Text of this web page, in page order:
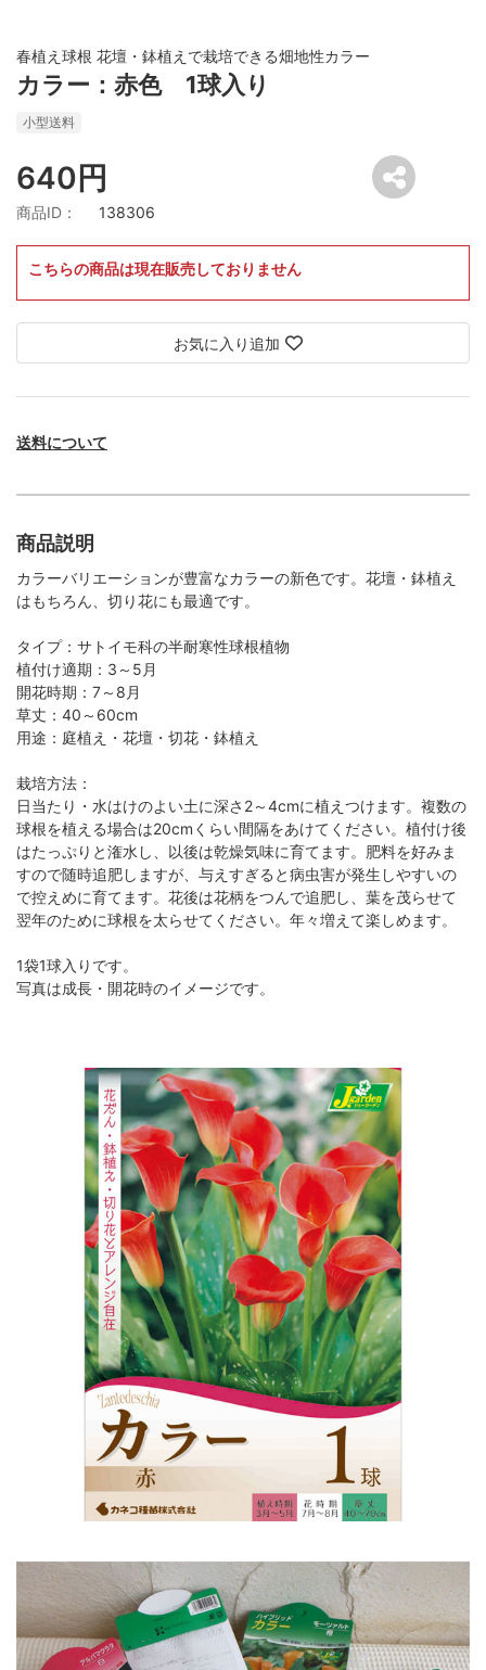
春植え球根 花壇・鉢植えで栽培できる畑地性カラー
カラー：赤色 1球入り
小型送料
640円
商品ID： 138306
こちらの商品は現在販売しておりません
お気に入り追加
送料について
商品説明
カラーバリエーションが豊富なカラーの新色です。花壇・鉢植え
はもちろん、切り花にも最適です。
タイプ：サトイモ科の半耐寒性球根植物
植付け適期：3～5月
開花時期：7～8月
草丈：40～60cm
用途：庭植え・花壇・切花・鉢植え
栽培方法：
日当たり・水はけのよい土に深さ2～4cmに植えつけます。複数の
球根を植える場合は20cmくらい間隔をあけてください。植付け後
はたっぷりと潅水し、以後は乾燥気味に育てます。肥料を好みま
すので随時追肥しますが、与えすぎると病虫害が発生しやすいの
で控えめに育てます。花後は花柄をつんで追肥し、葉を茂らせて
翌年のために球根を太らせてください。年々増えて楽しめます。
1袋1球入りです。
写真は成長・開花時のイメージです。